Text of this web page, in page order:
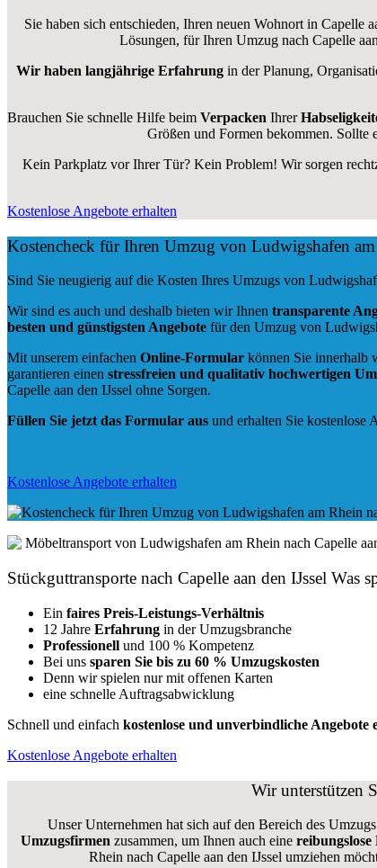
Sie haben sich entschieden, Ihren neuen Wohnort in Capelle
Lösungen, für Ihren Umzug nach Capelle
Wir haben langjährige Erfahrung in der Planung,
Brauchen Sie schnelle Hilfe beim Verpacken Ihrer
Größen und Formen bekommen. Sollte
Kein Parkplatz vor Ihrer Tür? Kein Problem! Wir sorgen
Kostenlose Angebote erhalten
Kostencheck für Ihren Umzug von Ludwigshafen am
Sind Sie neugierig auf die Kosten Ihres Umzugs von
Wir sind es auch und deshalb bieten wir Ihnen transparente
besten und günstigsten Angebote für den Umzug von
Mit unserem einfachen Online-Formular können Sie innerhalb
garantieren einen stressfreien und qualitativ hochwertigen
Capelle aan den IJssel ohne Sorgen.
Füllen Sie jetzt das Formular aus und erhalten Sie kostenlose
Kostenlose Angebote erhalten
Stückguttransporte nach Capelle aan den IJssel Was
Ein faires Preis-Leistungs-Verhältnis
12 Jahre Erfahrung in der Umzugsbranche
Professionell und 100 % Kompetenz
Bei uns sparen Sie bis zu 60 % Umzugskosten
Denn wir spielen nur mit offenen Karten
eine schnelle Auftragsabwicklung
Schnell und einfach kostenlose und unverbindliche Angebote
Kostenlose Angebote erhalten
Wir unterstützen
Unser Unternehmen hat sich auf den Bereich des
Umzugsfirmen zusammen, um Ihnen auch eine
Rhein nach Capelle aan den IJssel umziehen